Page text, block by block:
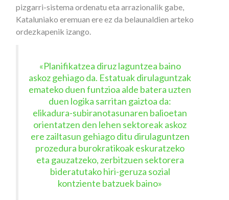
pizgarri-sistema ordenatu eta arrazionalik gabe,
Kataluniako eremuan ere ez da belaunaldien arteko
ordezkapenik izango.
«Planifikatzea diruz laguntzea baino
askoz gehiago da. Estatuak dirulaguntzak
emateko duen funtzioa alde batera uzten
duen logika sarritan gaiztoa da:
elikadura-subiranotasunaren balioetan
orientatzen den lehen sektoreak askoz
ere zailtasun gehiago ditu dirulaguntzen
prozedura burokratikoak eskuratzeko
eta gauzatzeko, zerbitzuen sektorera
bideratutako hiri-geruza sozial
kontziente batzuek baino»